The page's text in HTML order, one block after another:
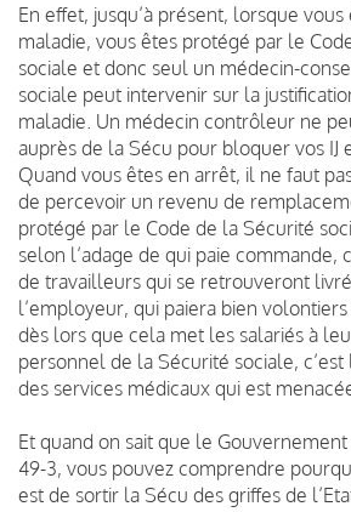
En effet, jusqu’à présent, lorsque
maladie, vous êtes protégé par le
sociale et donc seul un médecin-
sociale peut intervenir sur la
maladie. Un médecin contrôleur ne
auprès de la Sécu pour bloquer vos IJ
Quand vous êtes en arrêt, il ne faut
de percevoir un revenu de
protégé par le Code de la Sécurité
selon l’adage de qui paie commande,
de travailleurs qui se retrouveront
l’employeur, qui paiera bien
dès lors que cela met les salariés à
personnel de la Sécurité sociale, c’est
des services médicaux qui est menacée
Et quand on sait que le
49-3, vous pouvez comprendre
est de sortir la Sécu des griffes de